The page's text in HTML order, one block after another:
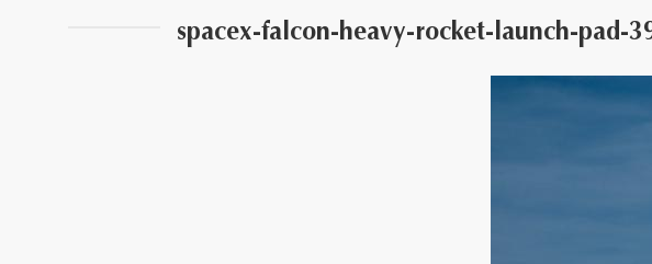
spacex-falcon-heavy-rocket-launch-pad-